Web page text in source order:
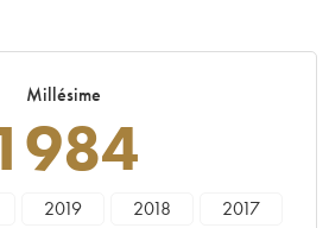
Millésime
2019 2018
2017